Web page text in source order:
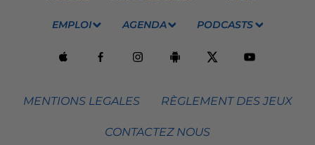
EMPLOI AGENDA PODCASTS
MENTIONS LEGALES RÈGLEMENT DES JEUX
CONTACTEZ NOUS